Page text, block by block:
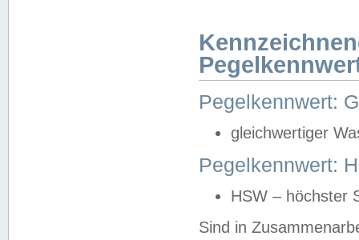
Pegelkennwert:
gleichwertiger
Pegelkennwert:
HSW – höchster
Sind in